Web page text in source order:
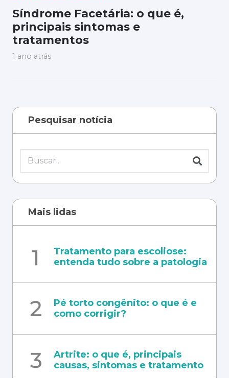
Síndrome Facetária: o que é,
principais sintomas e
tratamentos
1 ano atrás
Pesquisar notícia
Mais lidas
Tratamento para escoliose:
entenda tudo sobre a patologia
Pé torto congênito: o que é e
como corrigir?
Artrite: o que é, principais
causas, sintomas e tratamento